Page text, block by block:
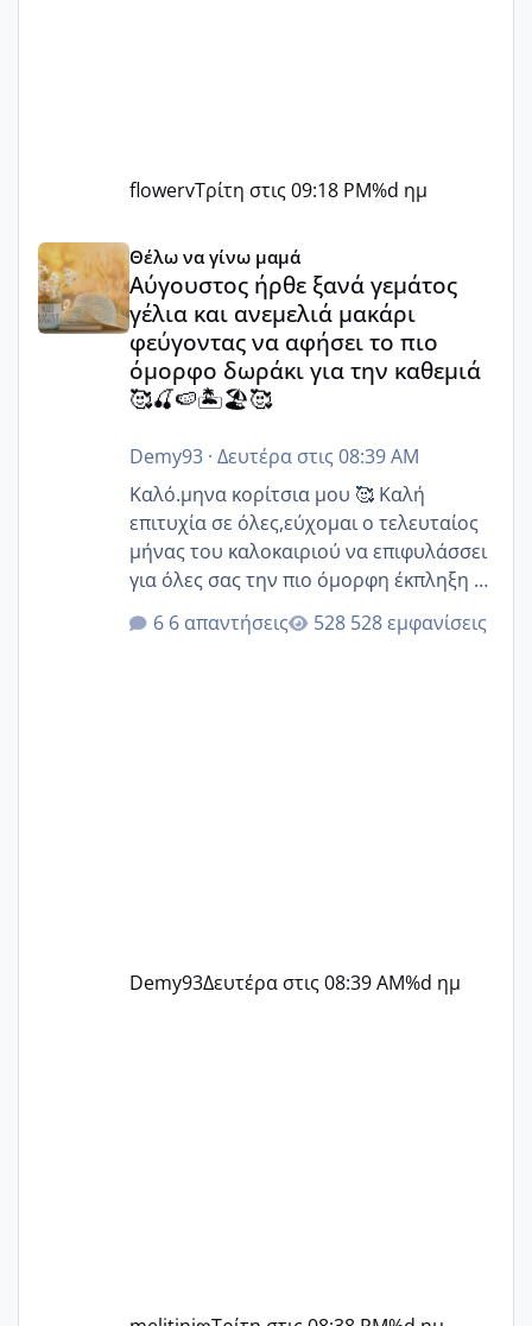
flowervΤρίτη στις 09:18 PM%d ημ
Αύγουστος ήρθε ξανά γεμάτος γέλια και ανεμελιά
Θέλω να γίνω μαμά
Αύγουστος ήρθε ξανά γεμάτος
γέλια και ανεμελιά μακάρι
φεύγοντας να αφήσει το πιο
όμορφο δωράκι για την καθεμιά
🥰🍒🍉🏝️🏖️🥰
Demy93· Δευτέρα στις 08:39 AM
Καλό.μηνα κορίτσια μου 🥰 Καλή
επιτυχία σε όλες,εύχομαι ο τελευταίος
μήνας του καλοκαιριού να επιφυλάσσει
για όλες σας την πιο όμορφη έκπληξη 🧿
@Elk @Melikara86 @Παρασκευαιδου
@Zenia z @melitiniღ @Christi.D.
6 απαντήσεις 528 εμφανίσεις
Demy93Δευτέρα στις 08:39 AM%d ημ